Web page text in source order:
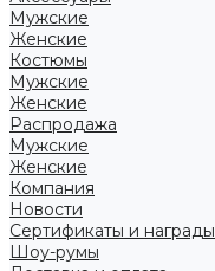
Мужские
Женские
Костюмы
Мужские
Женские
Распродажа
Мужские
Женские
Компания
Новости
Сертификаты и награды
Шоу-румы